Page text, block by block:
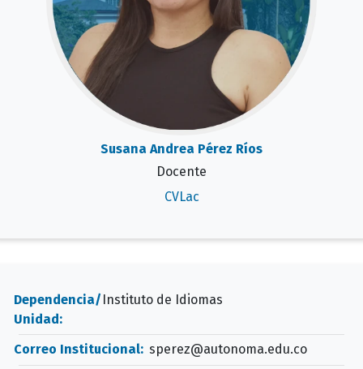
Susana Andrea Pérez Ríos
Docente
CVLac
Dependencia/
Unidad:
Instituto de Idiomas
Correo Institucional: sperez@autonoma.edu.co